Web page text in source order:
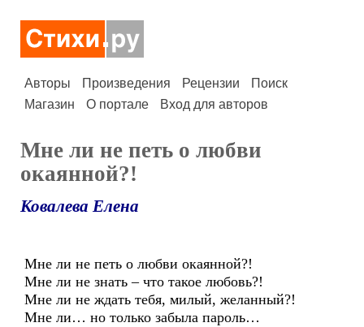
Авторы Произведения Рецензии
Поиск
Магазин
О портале Вход для авторов
Мне ли не петь о любви
окаянной?!
Ковалева Елена
Мне ли не петь о любви окаянной?!
Мне ли не знать – что такое любовь?!
Мне ли не ждать тебя, милый, желанный?!
Мне ли… но только забыла пароль…